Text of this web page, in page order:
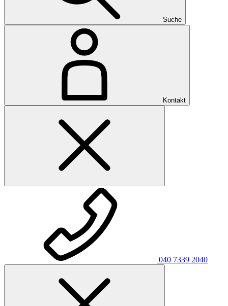
Suche
Kontakt
040 7339 2040